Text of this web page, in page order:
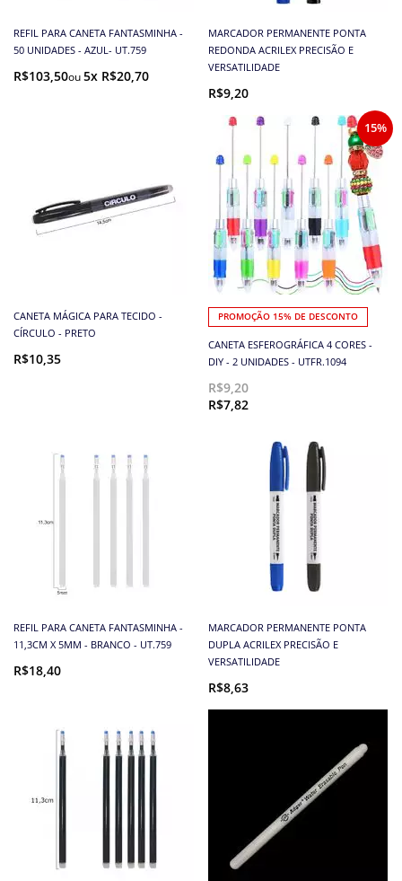
REFIL PARA CANETA FANTASMINHA -
50 UNIDADES - AZUL- UT.759
R$103,50 5x R$20,70
MARCADOR PERMANENTE PONTA
REDONDA ACRILEX PRECISÃO E
VERSATILIDADE
R$9,20
CANETA MÁGICA PARA TECIDO -
CÍRCULO - PRETO
R$10,35
PROMOÇÃO 15% DE DESCONTO
CANETA ESFEROGRÁFICA 4 CORES -
DIY - 2 UNIDADES - UTFR.1094
R$9,20
R$7,82
15%
REFIL PARA CANETA FANTASMINHA -
11,3CM X 5MM - BRANCO - UT.759
R$18,40
MARCADOR PERMANENTE PONTA
DUPLA ACRILEX PRECISÃO E
VERSATILIDADE
R$8,63